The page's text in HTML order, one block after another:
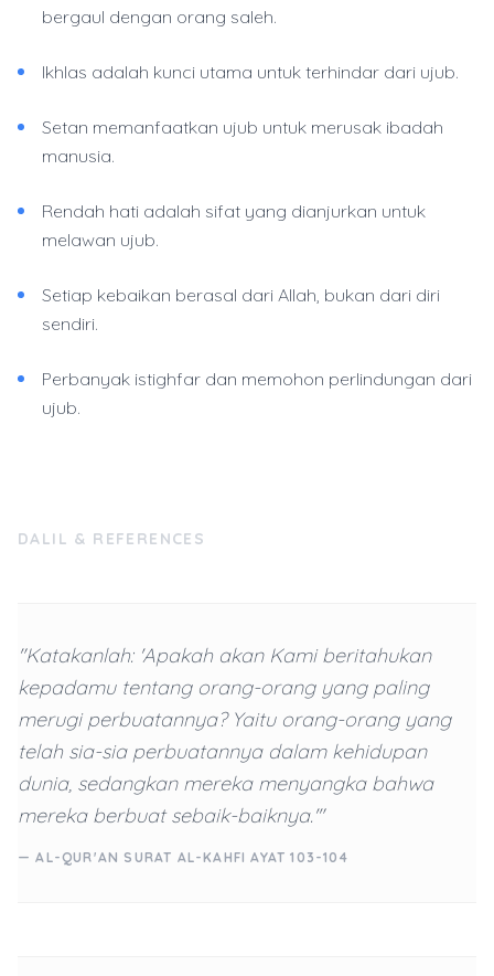
bergaul dengan orang saleh.
Ikhlas adalah kunci utama untuk terhindar dari ujub.
Setan memanfaatkan ujub untuk merusak ibadah
manusia.
Rendah hati adalah sifat yang dianjurkan untuk
melawan ujub.
Setiap kebaikan berasal dari Allah, bukan dari diri
sendiri.
Perbanyak istighfar dan memohon perlindungan dari
ujub.
DALIL & REFERENCES
"Katakanlah: 'Apakah akan Kami beritahukan
kepadamu tentang orang-orang yang paling
merugi perbuatannya? Yaitu orang-orang yang
telah sia-sia perbuatannya dalam kehidupan
dunia, sedangkan mereka menyangka bahwa
mereka berbuat sebaik-baiknya.'"
— AL-QUR'AN SURAT AL-KAHFI AYAT 103-104